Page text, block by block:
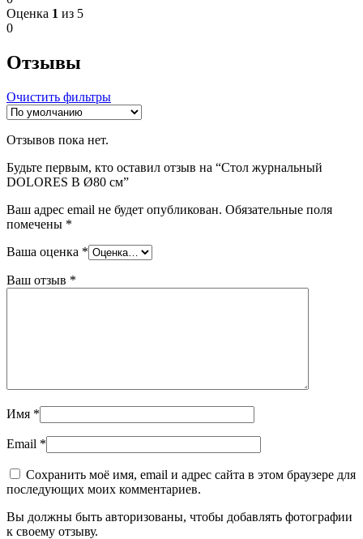
Оценка 1 из 5
0
Отзывы
Очистить фильтры
Отзывов пока нет.
Будьте первым, кто оставил отзыв на “Стол журнальный
DOLORES B Ø80 см”
Ваш адрес email не будет опубликован. Обязательные поля
помечены *
Ваша оценка *
Ваш отзыв *
Имя *
Email *
Сохранить моё имя, email и адрес сайта в этом браузере для
последующих моих комментариев.
Вы должны быть авторизованы, чтобы добавлять фотографии
к своему отзыву.